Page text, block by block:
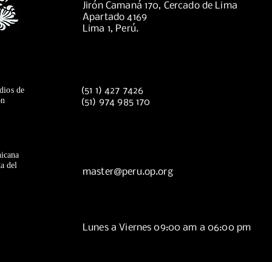
Jirón Camaná 170, Cercado de Lima
Apartado 4169
Lima 1, Perú.
de
(51 1) 427 7426
(51) 974 985 170
del
master@peru.op.org
Lunes a Viernes 09:00 am a 06:00 pm